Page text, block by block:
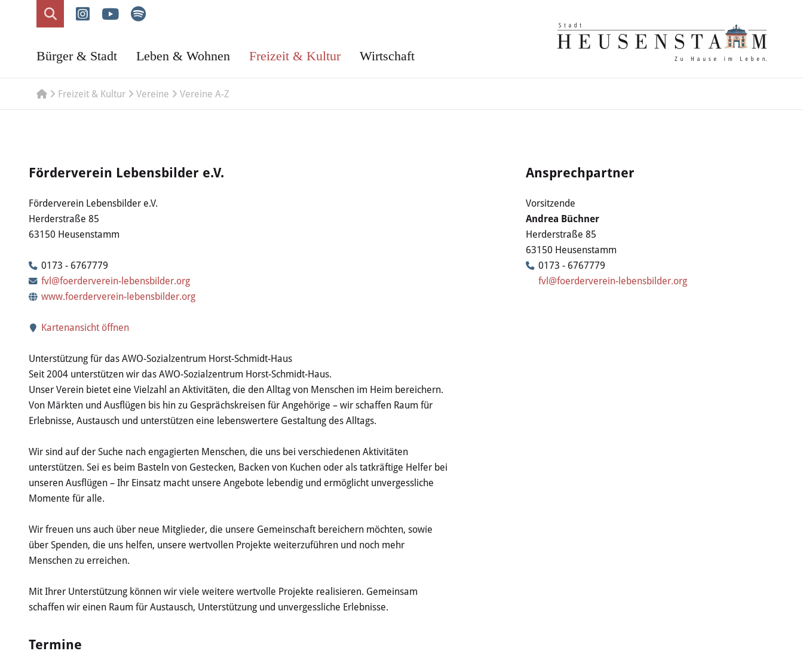
Bürger & Stadt Leben & Wohnen Freizeit & Kultur Wirtschaft
Freizeit & Kultur Vereine Vereine A-Z
Förderverein Lebensbilder e.V.
Förderverein Lebensbilder e.V.
Herderstraße 85
63150 Heusenstamm
0173 - 6767779
fvl@foerderverein-lebensbilder.org
www.foerderverein-lebensbilder.org
Kartenansicht öffnen
Unterstützung für das AWO-Sozialzentrum Horst-Schmidt-Haus
Seit 2004 unterstützen wir das AWO-Sozialzentrum Horst-Schmidt-Haus.
Unser Verein bietet eine Vielzahl an Aktivitäten, die den Alltag von Menschen im Heim bereichern.
Von Märkten und Ausflügen bis hin zu Gesprächskreisen für Angehörige – wir schaffen Raum für
Erlebnisse, Austausch und unterstützen eine lebenswertere Gestaltung des Alltags.
Wir sind auf der Suche nach engagierten Menschen, die uns bei verschiedenen Aktivitäten
unterstützen. Sei es beim Basteln von Gestecken, Backen von Kuchen oder als tatkräftige Helfer bei
unseren Ausflügen – Ihr Einsatz macht unsere Angebote lebendig und ermöglicht unvergessliche
Momente für alle.
Wir freuen uns auch über neue Mitglieder, die unsere Gemeinschaft bereichern möchten, sowie
über Spenden, die uns helfen, unsere wertvollen Projekte weiterzuführen und noch mehr
Menschen zu erreichen.
Mit Ihrer Unterstützung können wir viele weitere wertvolle Projekte realisieren. Gemeinsam
schaffen wir einen Raum für Austausch, Unterstützung und unvergessliche Erlebnisse.
Termine
Ansprechpartner
Vorsitzende
Andrea Büchner
Herderstraße 85
63150 Heusenstamm
0173 - 6767779
fvl@foerderverein-lebensbilder.org